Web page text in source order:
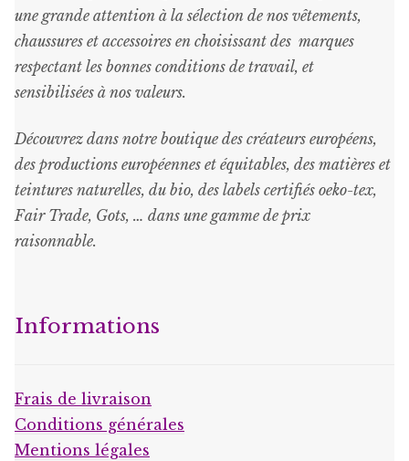
une grande attention à la sélection de nos vêtements,
chaussures et accessoires en choisissant des marques
respectant les bonnes conditions de travail, et
sensibilisées à nos valeurs.
Découvrez dans notre boutique des créateurs européens,
des productions européennes et équitables, des matières et
teintures naturelles, du bio, des labels certifiés oeko-tex,
Fair Trade, Gots, … dans une gamme de prix
raisonnable.
Informations
Frais de livraison
Conditions générales
Mentions légales